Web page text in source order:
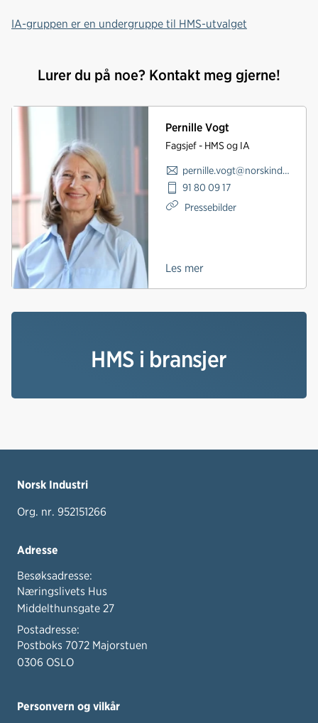
IA-gruppen er en undergruppe til HMS-utvalget
Lurer du på noe? Kontakt meg gjerne!
Pernille Vogt
Fagsjef - HMS og IA
pernille.vogt@norskindustri.no
91 80 09 17
Pressebilder
Les mer
HMS i bransjer
Norsk Industri
Org. nr. 952151266
Adresse
Besøksadresse:
Næringslivets Hus
Middelthunsgate 27
Postadresse:
Postboks 7072 Majorstuen
0306 OSLO
Personvern og vilkår